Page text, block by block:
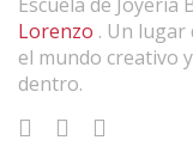
Lorenzo . Un
el mundo creativo
dentro.